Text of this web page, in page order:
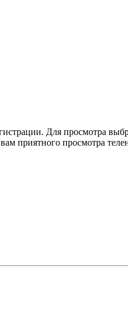
Для просмотра
приятного просмотра